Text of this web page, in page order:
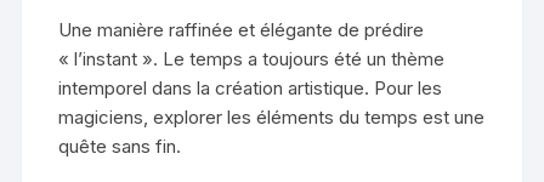
Une manière raffinée et élégante de prédire
« l’instant ». Le temps a toujours été un thème
intemporel dans la création artistique. Pour les
magiciens, explorer les éléments du temps est une
quête sans fin.